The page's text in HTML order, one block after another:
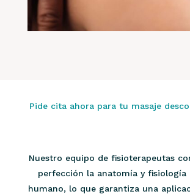
Pide cita ahora para tu masaje
Nuestro equipo de fisioterapeutas
perfección la anatomía y fisiología
humano, lo que garantiza una